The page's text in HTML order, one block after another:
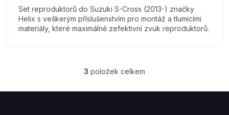
Set reproduktorů do Suzuki S-Cross (2013-) značky
Helix s veškerým příslušenstvím pro montáž a tlumícími
materiály, které maximálně zefektivní zvuk reproduktorů.
O
V
3 položek celkem